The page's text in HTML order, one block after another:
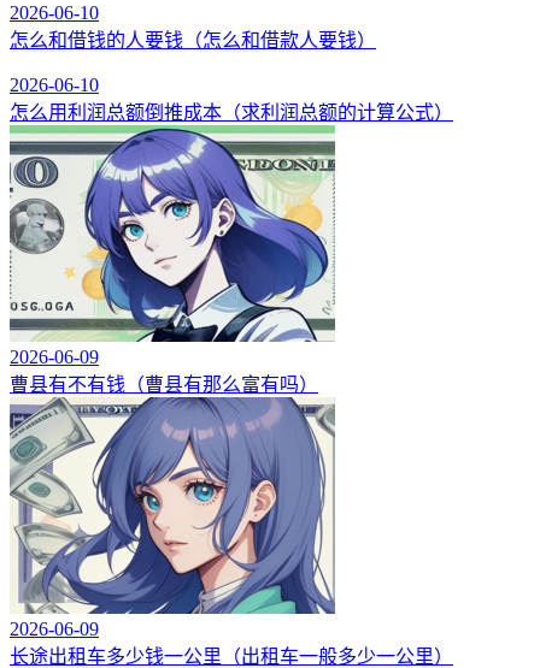
2026-06-10
怎么和借钱的人要钱（怎么和借款人要钱）
2026-06-10
怎么用利润总额倒推成本（求利润总额的计算公式）
2026-06-09
曹县有不有钱（曹县有那么富有吗）
2026-06-09
长途出租车多少钱一公里（出租车一般多少一公里）